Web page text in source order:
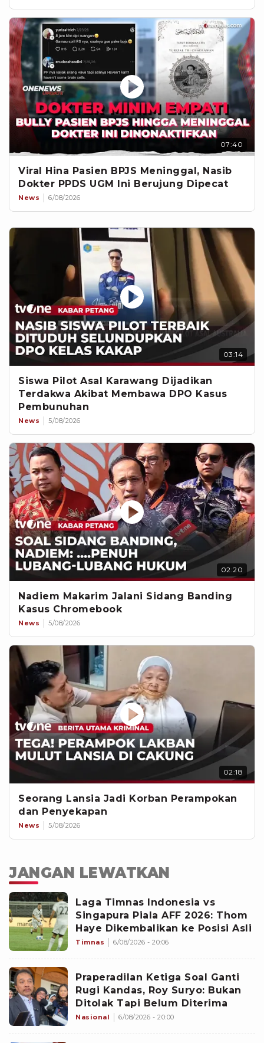
07:40
Viral Hina Pasien BPJS Meninggal, Nasib
Dokter PPDS UGM Ini Berujung Dipecat
News 6/08/2026
03:14
Siswa Pilot Asal Karawang Dijadikan
Terdakwa Akibat Membawa DPO Kasus
Pembunuhan
News 5/08/2026
02:20
Nadiem Makarim Jalani Sidang Banding
Kasus Chromebook
News 5/08/2026
02:18
Seorang Lansia Jadi Korban Perampokan
dan Penyekapan
News 5/08/2026
JANGAN LEWATKAN
Laga Timnas Indonesia vs
Singapura Piala AFF 2026: Thom
Haye Dikembalikan ke Posisi Asli
Timnas 6/08/2026 - 20:06
Praperadilan Ketiga Soal Ganti
Rugi Kandas, Roy Suryo: Bukan
Ditolak Tapi Belum Diterima
Nasional 6/08/2026 - 20:00